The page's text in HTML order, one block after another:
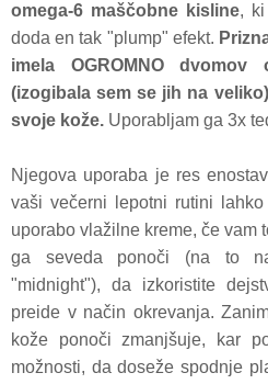
omega-6 maščobne kisline,
doda en tak "plump" efekt. P
imela OGROMNO
(izogibala sem se jih na
svoje kože. Uporabljam ga 3x
Njegova uporaba je res
vaši večerni lepotni rutini
uporabo vlažilne kreme, če vam
ga seveda ponoči (na to
"midnight"), da izkoristite
preide v način okrevanja.
kože ponoči zmanjšuje, kar
možnosti, da doseže spodnje